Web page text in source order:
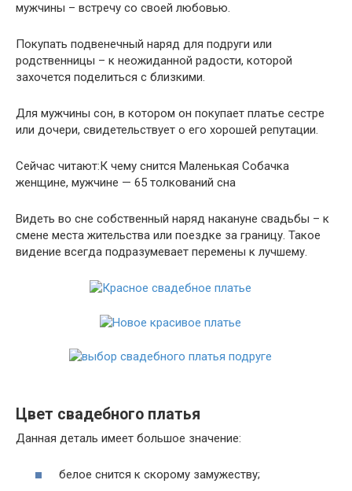
мужчины – встречу со своей любовью.
Покупать подвенечный наряд для подруги или
родственницы – к неожиданной радости, которой
захочется поделиться с близкими.
Для мужчины сон, в котором он покупает платье сестре
или дочери, свидетельствует о его хорошей репутации.
Сейчас читают:К чему снится Маленькая Собачка
женщине, мужчине — 65 толкований сна
Видеть во сне собственный наряд накануне свадьбы – к
смене места жительства или поездке за границу. Такое
видение всегда подразумевает перемены к лучшему.
Цвет свадебного платья
Данная деталь имеет большое значение:
белое снится к скорому замужеству;